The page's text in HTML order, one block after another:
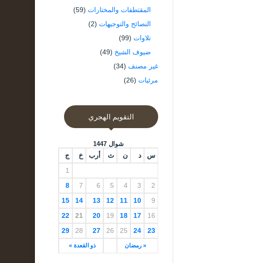
المقتطفات والمختارات (59)
النصائح والتوجيهات (2)
تلاوات (99)
ضيوف الشيخ (49)
غير مصنف (34)
مرئيات (26)
التقويم الهجري
شوال 1447
س د ن ث أرب خ ج
« رمضان ذو القعدة »
1
2
3
4
5
6
7
8
9
10
11
12
13
14
15
16
17
18
19
20
21
22
23
24
25
26
27
28
29